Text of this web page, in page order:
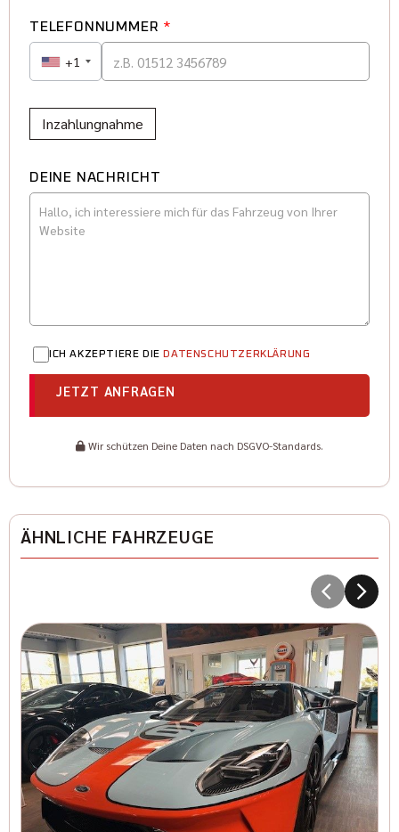
TELEFONNUMMER *
+1
Inzahlungnahme
DEINE NACHRICHT
ICH AKZEPTIERE DIE DATENSCHUTZERKLÄRUNG
JETZT ANFRAGEN
Wir schützen Deine Daten nach DSGVO-Standards.
ÄHNLICHE FAHRZEUGE